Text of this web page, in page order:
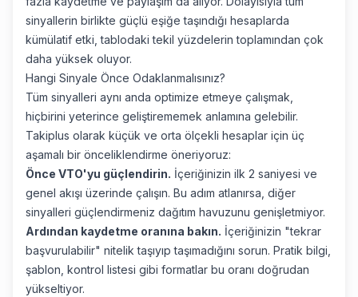
sinyallerin birlikte güçlü eşiğe taşındığı hesaplarda
kümülatif etki, tablodaki tekil yüzdelerin toplamından çok
daha yüksek oluyor.
Hangi Sinyale Önce Odaklanmalısınız?
Tüm sinyalleri aynı anda optimize etmeye çalışmak,
hiçbirini yeterince geliştirememek anlamına gelebilir.
Takiplus olarak küçük ve orta ölçekli hesaplar için üç
aşamalı bir önceliklendirme öneriyoruz:
Önce VTO'yu güçlendirin. İçeriğinizin ilk 2 saniyesi ve
genel akışı üzerinde çalışın. Bu adım atlanırsa, diğer
sinyalleri güçlendirmeniz dağıtım havuzunu genişletmiyor.
Ardından kaydetme oranına bakın. İçeriğinizin "tekrar
başvurulabilir" nitelik taşıyıp taşımadığını sorun. Pratik bilgi,
şablon, kontrol listesi gibi formatlar bu oranı doğrudan
yükseltiyor.